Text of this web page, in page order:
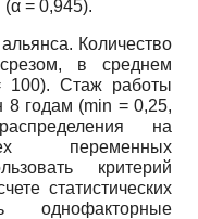
= 0,945).
Количество
в среднем
100). Стаж работы
8 годам (min = 0,25,
на
переменных
критерий
статистических
однофакторные